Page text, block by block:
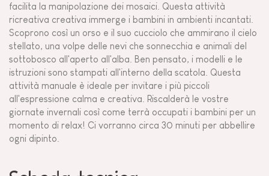
facilita la manipolazione dei mosaici. Questa attività
ricreativa creativa immerge i bambini in ambienti incantati.
Scoprono così un orso e il suo cucciolo che ammirano il cielo
stellato, una volpe delle nevi che sonnecchia e animali del
sottobosco all'aperto all'alba. Ben pensato, i modelli e le
istruzioni sono stampati all'interno della scatola. Questa
attività manuale è ideale per invitare i più piccoli
all'espressione calma e creativa. Riscalderà le vostre
giornate invernali così come terrà occupati i bambini per un
momento di relax! Ci vorranno circa 30 minuti per abbellire
ogni dipinto.